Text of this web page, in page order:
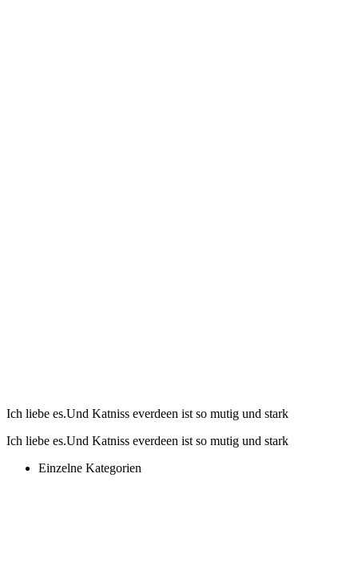
Ich liebe es.Und Katniss everdeen ist so mutig und stark
Ich liebe es.Und Katniss everdeen ist so mutig und stark
Einzelne Kategorien